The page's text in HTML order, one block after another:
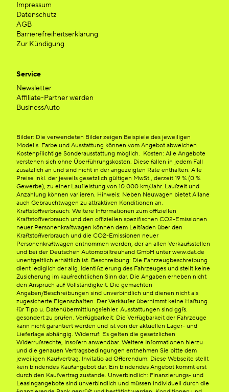
Impressum
Datenschutz
AGB
Barrierefreiheitserklärung
Zur Kündigung
Service
Newsletter
Affiliate-Partner werden
BusinessAuto
Bilder: Die verwendeten Bilder zeigen Beispiele des jeweiligen
Modells. Farbe und Ausstattung können vom Angebot abweichen.
Kostenpflichtige Sonderausstattung möglich. Kosten: Alle Angebote
verstehen sich ohne Überführungskosten. Diese fallen in jedem Fall
zusätzlich an und sind nicht in der angezeigten Rate enthalten. Alle
Preise inkl. der jeweils gesetzlich gültigen MwSt., derzeit 19 % (0 %
Gewerbe), zu einer Laufleistung von 10.000 km/Jahr. Laufzeit und
Anzahlung können variieren. Hinweis: Neben Neuwagen bietet Allane
auch Gebrauchtwagen zu attraktiven Konditionen an.
Kraftstoffverbrauch: Weitere Informationen zum offiziellen
Kraftstoffverbrauch und den offiziellen spezifischen CO2-Emissionen
neuer Personenkraftwagen können dem Leitfaden über den
Kraftstoffverbrauch und die CO2-Emissionen neuer
Personenkraftwagen entnommen werden, der an allen Verkaufsstellen
und bei der Deutschen Automobiltreuhand GmbH unter www.dat.de
unentgeltlich erhältlich ist. Beschreibung: Die Fahrzeugbeschreibung
dient lediglich der allg. Identifizierung des Fahrzeuges und stellt keine
Zusicherung im kaufrechtlichen Sinn dar. Die Angaben erheben nicht
den Anspruch auf Vollständigkeit. Die gemachten
Angaben/Beschreibungen sind unverbindlich und dienen nicht als
zugesicherte Eigenschaften. Der Verkäufer übernimmt keine Haftung
für Tipp u. Datenübermittlungsfehler. Ausstattungen sind ggfs.
gesondert zu prüfen. Verfügbarkeit: Die Verfügbarkeit der Fahrzeuge
kann nicht garantiert werden und ist von der aktuellen Lager- und
Lieferlage abhängig. Widerruf: Es gelten die gesetzlichen
Widerrufsrechte, insofern anwendbar. Weitere Informationen hierzu
und die genauen Vertragsbedingungen entnehmen Sie bitte dem
jeweiligen Kaufvertrag. Invitatio ad Offerendum: Diese Webseite stellt
kein bindendes Kaufangebot dar. Ein bindendes Angebot kommt erst
durch den Kaufvertrag zustande. Unverbindlich: Finanzierungs- und
Leasingangebote sind unverbindlich und müssen individuell durch die